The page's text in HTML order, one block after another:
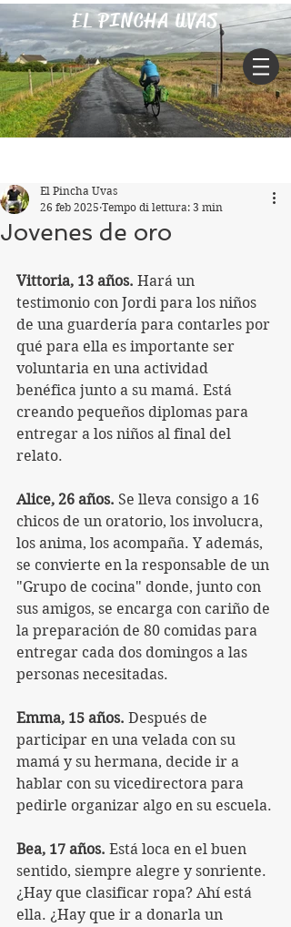
EL PINCHA UVAS
Jovenes de oro
El Pincha Uvas
26 feb 2025 Tempo di lettura: 3 min
Vittoria, 13 años. Hará un
testimonio con Jordi para los niños
de una guardería para contarles por
qué para ella es importante ser
voluntaria en una actividad
benéfica junto a su mamá. Está
creando pequeños diplomas para
entregar a los niños al final del
relato.
Alice, 26 años. Se lleva consigo a 16
chicos de un oratorio, los involucra,
los anima, los acompaña. Y además,
se convierte en la responsable de un
"Grupo de cocina" donde, junto con
sus amigos, se encarga con cariño de
la preparación de 80 comidas para
entregar cada dos domingos a las
personas necesitadas.
Emma, 15 años. Después de
participar en una velada con su
mamá y su hermana, decide ir a
hablar con su vicedirectora para
pedirle organizar algo en su escuela.
Bea, 17 años. Está loca en el buen
sentido, siempre alegre y sonriente.
¿Hay que clasificar ropa? Ahí está
ella. ¿Hay que ir a donarla un